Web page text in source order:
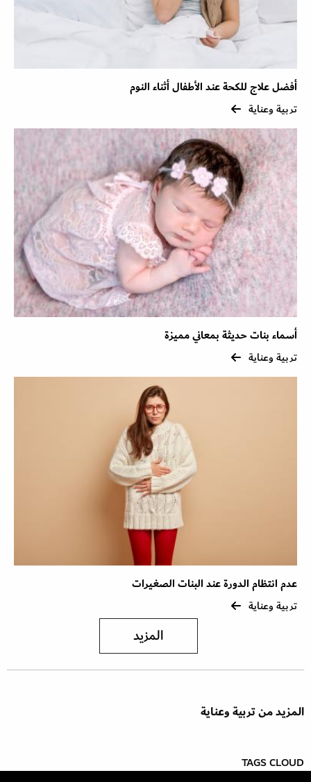
أفضل علاج للكحة عند الأطفال أثناء النوم
تربية وعناية
أسماء بنات حديثة بمعاني مميزة
تربية وعناية
عدم انتظام الدورة عند البنات الصغيرات
تربية وعناية
المزيد
المزيد من تربية وعناية
TAGS CLOUD